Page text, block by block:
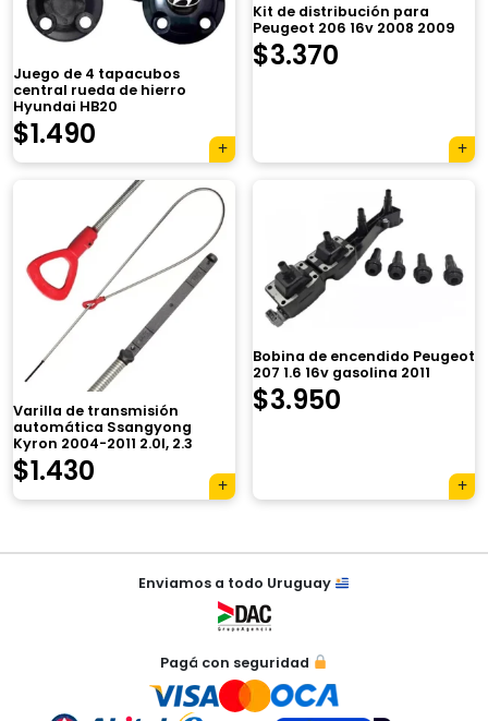
Juego de 4 tapacubos
central rueda de hierro
Hyundai HB20
$1.490
Kit de distribución para
Peugeot 206 16v 2008 2009
$3.370
Varilla de transmisión
automática Ssangyong
Kyron 2004-2011 2.0l, 2.3
$1.430
Bobina de encendido Peugeot
207 1.6 16v gasolina 2011
$3.950
NavegaciónEnviamos a todo Uruguay
Pagá con seguridad
×
Tu carrito está vacío.
automáticamente.